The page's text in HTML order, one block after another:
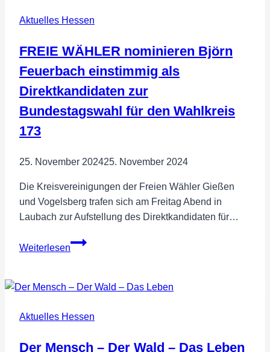
Ort
Stich
Aktuelles Hessen
FREIE WÄHLER nominieren Björn
Feuerbach einstimmig als
Direktkandidaten zur
Bundestagswahl für den Wahlkreis
173
25. November 202425. November 2024
Die Kreisvereinigungen der Freien Wähler Gießen
und Vogelsberg trafen sich am Freitag Abend in
Laubach zur Aufstellung des Direktkandidaten für…
Weiterlesen
FREIE
Björn
einstimmig
Direktkandidaten
Aktuelles Hessen
Der Mensch – Der Wald – Das Leben